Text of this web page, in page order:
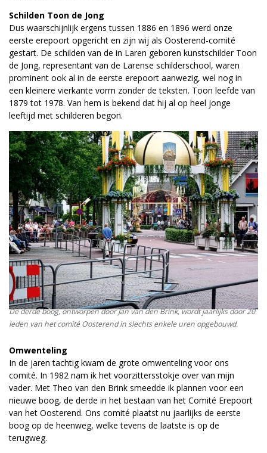
Schilden Toon de Jong
Dus waarschijnlijk ergens tussen 1886 en 1896 werd onze
eerste erepoort opgericht en zijn wij als Oosterend-comité
gestart. De schilden van de in Laren geboren kunstschilder Toon
de Jong, representant van de Larense schilderschool, waren
prominent ook al in de eerste erepoort aanwezig, wel nog in
een kleinere vierkante vorm zonder de teksten. Toon leefde van
1879 tot 1978. Van hem is bekend dat hij al op heel jonge
leeftijd met schilderen begon.
De derde boog, ontworpen door Jan van den Brink, wordt jaarlijks door 20
leden van het comité Oosterend in slechts enkele uren opgebouwd.
Omwenteling
In de jaren tachtig kwam de grote omwenteling voor ons
comité. In 1982 nam ik het voorzittersstokje over van mijn
vader. Met Theo van den Brink smeedde ik plannen voor een
nieuwe boog, de derde in het bestaan van het Comité Erepoort
van het Oosterend. Ons comité plaatst nu jaarlijks de eerste
boog op de heenweg, welke tevens de laatste is op de
terugweg.